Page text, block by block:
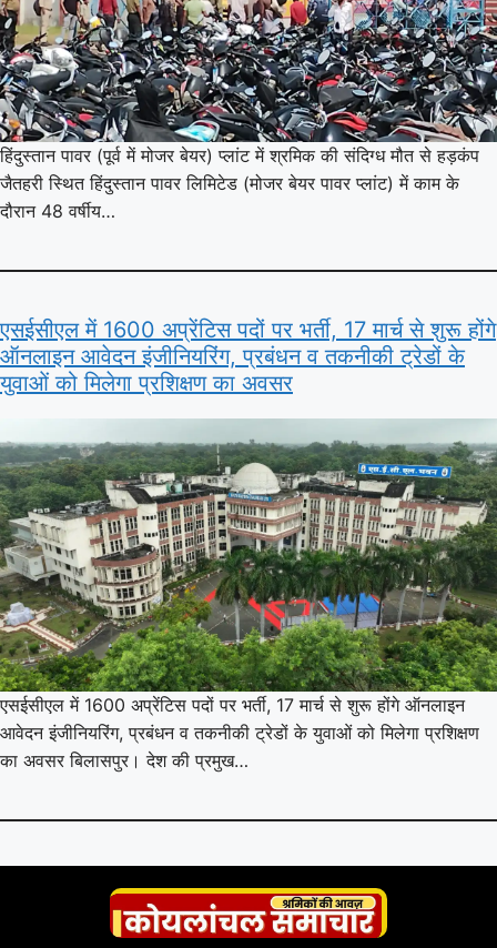
हिंदुस्तान पावर (पूर्व में मोजर बेयर) प्लांट में श्रमिक की संदिग्ध मौत से हड़कंप
जैतहरी स्थित हिंदुस्तान पावर लिमिटेड (मोजर बेयर पावर प्लांट) में काम के
दौरान 48 वर्षीय…
एसईसीएल में 1600 अप्रेंटिस पदों पर भर्ती, 17 मार्च से शुरू होंगे
ऑनलाइन आवेदन इंजीनियरिंग, प्रबंधन व तकनीकी ट्रेडों के
युवाओं को मिलेगा प्रशिक्षण का अवसर
एसईसीएल में 1600 अप्रेंटिस पदों पर भर्ती, 17 मार्च से शुरू होंगे ऑनलाइन
आवेदन इंजीनियरिंग, प्रबंधन व तकनीकी ट्रेडों के युवाओं को मिलेगा प्रशिक्षण
का अवसर बिलासपुर। देश की प्रमुख…